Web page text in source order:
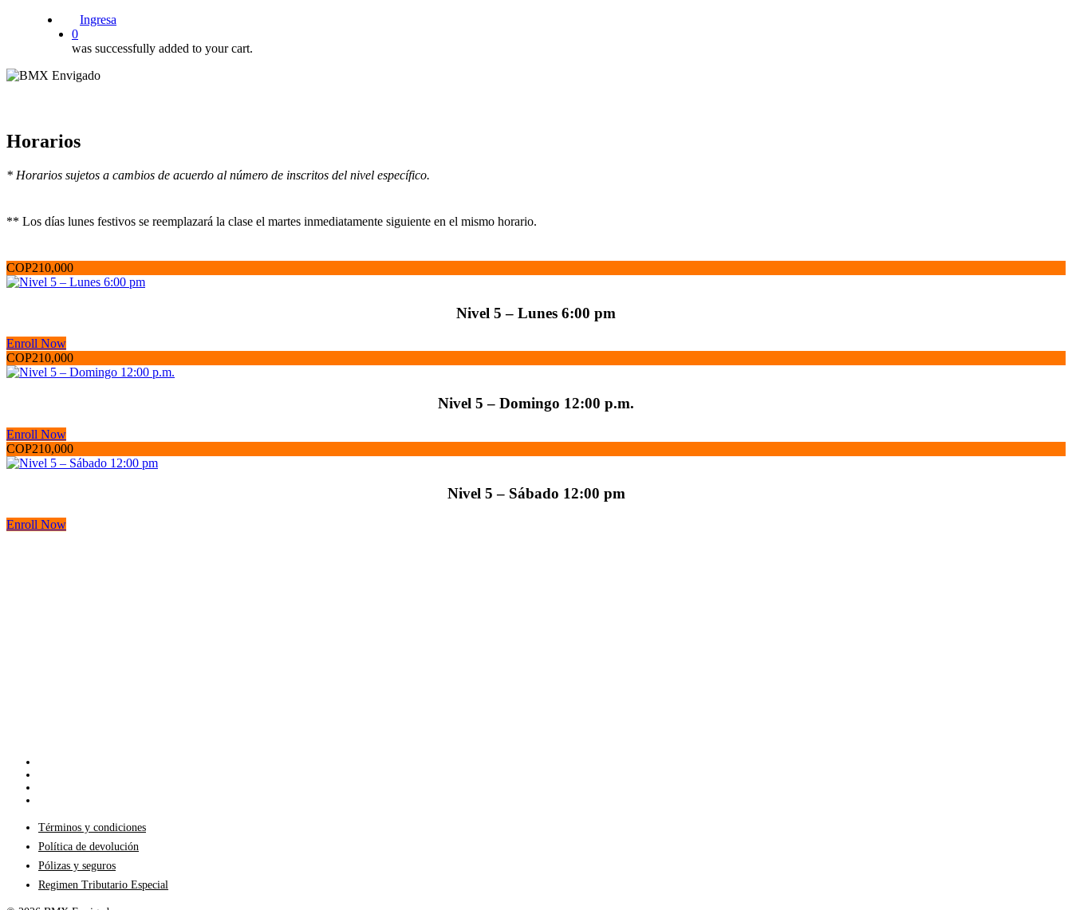
Ingresa
0
was successfully added to your cart.
Horarios
* Horarios sujetos a cambios de acuerdo al número de inscritos del nivel específico.
** Los días lunes festivos se reemplazará la clase el martes inmediatamente siguiente en el mismo horario.
COP210,000
Nivel 5 – Lunes 6:00 pm
Enroll Now
COP210,000
Nivel 5 – Domingo 12:00 p.m.
Enroll Now
COP210,000
Nivel 5 – Sábado 12:00 pm
Enroll Now
Términos y condiciones
Política de devolución
Pólizas y seguros
Regimen Tributario Especial